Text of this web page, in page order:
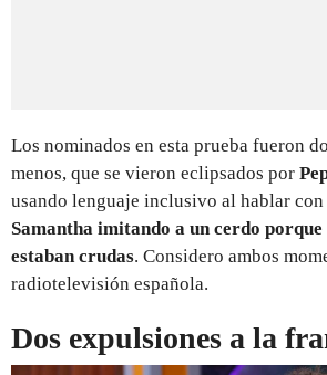
Los nominados en esta prueba fueron
menos, que se vieron eclipsados por
usando lenguaje inclusivo al hablar
Samantha imitando a un cerdo
estaban crudas. Considero ambos
radiotelevisión española.
Dos expulsiones a la